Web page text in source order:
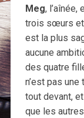
Meg,
trois sœurs et
est la plus
aucune
des quatre
n’est pas
tout devant,
que les